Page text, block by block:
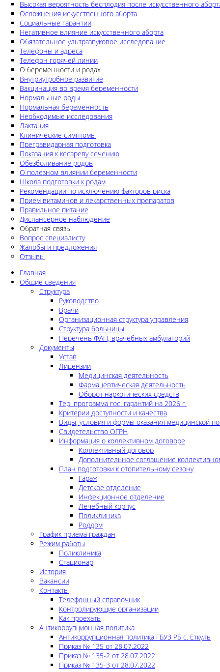
Высокая вероятность бесплодия после искусственного
Осложнения искусственного аборта
Социальные гарантии
Негативное влияние искусственного аборта
Обязательное ультразвуковое исследование
Телефоны и адреса
Телефон горячей линии
О беременности и родах
Внутриутробное развитие
Вакцинация во время беременности
Нормальные роды
Нормальная беременность
Необходимые исследования
Лактация
Клинические симптомы
Прегравидарная подготовка
Показания к кесареву сечению
Обезболивание родов
О полезном влиянии беременности
Школа подготовки к родам
Рекомендации по исключению факторов риска
Прием витаминов и лекарственных препаратов
Правильное питание
Диспансерное наблюдение
Обратная связь
Вопрос специалисту
Жалобы и предложения
Отзывы
Главная
Общие сведения
Структура
Руководство
Врачи
Организационная структура управления
Структура больницы
Перечень ФАП, врачебных амбулаторий
Документы
Устав
Лицензии
Медицинская деятельность
Фармацевтическая деятельность
Оборот наркотических средств
Тер. программа гос. гарантий на 2026 г.
Критерии доступности и качества
Виды, условия и формы оказания медицинской
Свидетельство ОГРН
Информация о коллективном договоре
Коллективный договор
Дополнительное соглашение
План подготовки к отопительному сезону
Гараж
Детское отделение
Инфекционное отделение
Лечебный корпус
Поликлиника
Роддом
График приема граждан
Режим работы
Поликлиника
Стационар
История
Вакансии
Контакты
Телефонный справочник
Контролирующие организации
Как проехать
Антикоррупционная политика
Антикоррупционная политика ГБУЗ РБ с. Еткуль
Приказ № 135 от 28.07.2022
Приказ № 135-2 от 28.07.2022
Приказ № 135-3 от 28.07.2022